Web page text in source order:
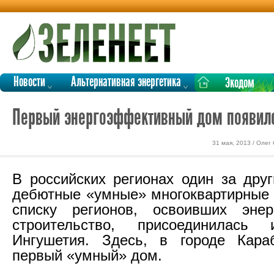
Новости Альтернативная энергетика Экодом
Первый энергоэффективный дом
31 мая, 2013 / Олег
В российских регионах один за
дебютные «умные»
списку регионов, освоивших
строительство,
Ингушетия. Здесь, в городе
первый «умный» дом.